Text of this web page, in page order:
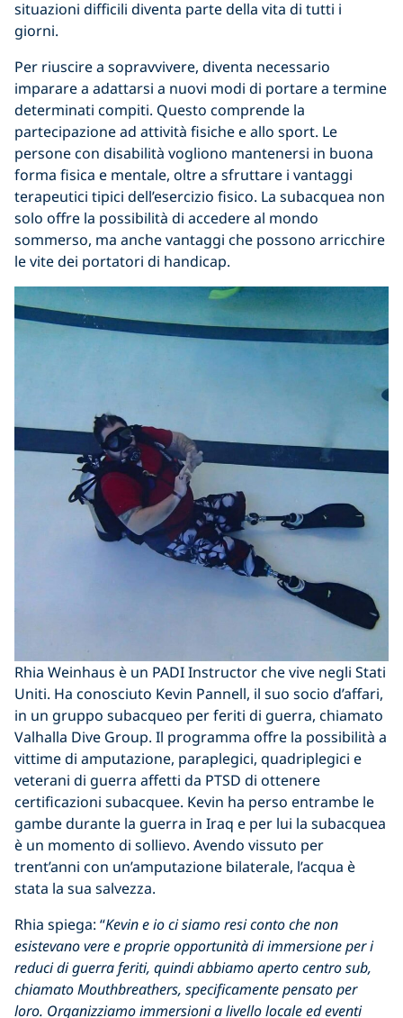
situazioni difficili diventa parte della vita di tutti i
giorni.
Per riuscire a sopravvivere, diventa necessario
imparare a adattarsi a nuovi modi di portare a termine
determinati compiti. Questo comprende la
partecipazione ad attività fisiche e allo sport. Le
persone con disabilità vogliono mantenersi in buona
forma fisica e mentale, oltre a sfruttare i vantaggi
terapeutici tipici dell’esercizio fisico. La subacquea non
solo offre la possibilità di accedere al mondo
sommerso, ma anche vantaggi che possono arricchire
le vite dei portatori di handicap.
Rhia Weinhaus è un PADI Instructor che vive negli Stati
Uniti. Ha conosciuto Kevin Pannell, il suo socio d’affari,
in un gruppo subacqueo per feriti di guerra, chiamato
Valhalla Dive Group. Il programma offre la possibilità a
vittime di amputazione, paraplegici, quadriplegici e
veterani di guerra affetti da PTSD di ottenere
certificazioni subacquee. Kevin ha perso entrambe le
gambe durante la guerra in Iraq e per lui la subacquea
è un momento di sollievo. Avendo vissuto per
trent’anni con un’amputazione bilaterale, l’acqua è
stata la sua salvezza.
Rhia spiega: “Kevin e io ci siamo resi conto che non
esistevano vere e proprie opportunità di immersione per i
reduci di guerra feriti, quindi abbiamo aperto centro sub,
chiamato Mouthbreathers, specificamente pensato per
loro. Organizziamo immersioni a livello locale ed eventi